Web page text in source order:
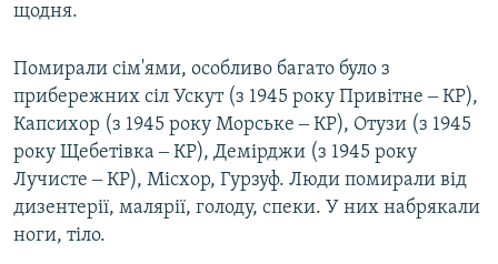
щодня.
Помирали сім'ями, особливо багато було з
прибережних сіл Ускут (з 1945 року Привітне ‒ КР),
Капсихор (з 1945 року Морське ‒ КР), Отузи (з 1945
року Щебетівка ‒ КР), Демірджи (з 1945 року
Лучисте ‒ КР), Місхор, Гурзуф. Люди помирали від
дизентерії, малярії, голоду, спеки. У них набрякали
ноги, тіло.